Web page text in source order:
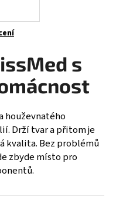
s
houževnatého
Drží tvar a přitom je
kvalita. Bez problémů
zbyde místo pro